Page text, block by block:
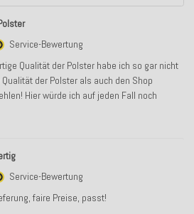
Service-Bewertung
Qualität der Polster habe ich so gar nicht
der Polster als auch den Shop
Hier würde ich auf jeden Fall noch
Service-Bewertung
faire Preise, passt!